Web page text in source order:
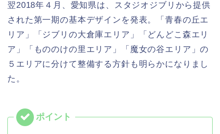
翌2018年４月、愛知県は、スタジオジブリから提供
された第一期の基本デザインを発表。「青春の丘エ
リア」「ジブリの大倉庫エリア」「どんどこ森エリ
ア」「もののけの里エリア」「魔女の谷エリア」の
５エリアに分けて整備する方針も明らかになりまし
た。